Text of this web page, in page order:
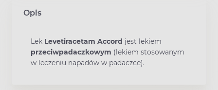
Opis
Lek Levetiracetam Accord jest lekiem
przeciwpadaczkowym (lekiem stosowanym
w leczeniu napadów w padaczce).